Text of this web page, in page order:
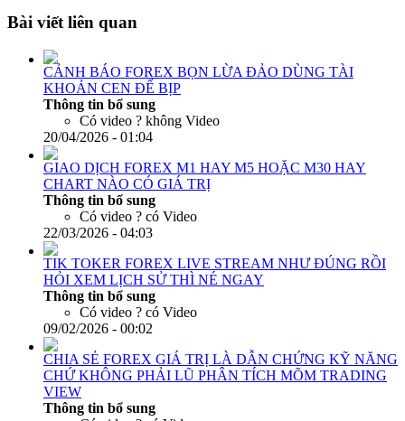
Bài viết liên quan
CẢNH BÁO FOREX BỌN LỪA ĐẢO DÙNG TÀI
KHOẢN CEN ĐỂ BỊP
Thông tin bổ sung
Có video ? không Video
20/04/2026 - 01:04
GIAO DỊCH FOREX M1 HAY M5 HOẶC M30 HAY
CHART NÀO CÓ GIÁ TRỊ
Thông tin bổ sung
Có video ? có Video
22/03/2026 - 04:03
TIK TOKER FOREX LIVE STREAM NHƯ ĐÚNG RỒI
HỎI XEM LỊCH SỬ THÌ NÉ NGAY
Thông tin bổ sung
Có video ? có Video
09/02/2026 - 00:02
CHIA SẺ FOREX GIÁ TRỊ LÀ DẪN CHỨNG KỸ NĂNG
CHỨ KHÔNG PHẢI LŨ PHÂN TÍCH MÕM TRADING
VIEW
Thông tin bổ sung